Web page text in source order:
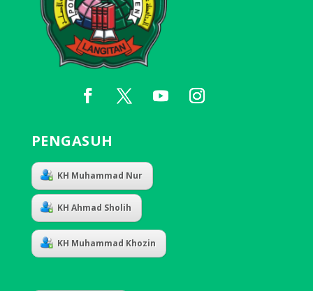
PENGASUH
KH Muhammad Nur
KH Ahmad Sholih
KH Muhammad Khozin